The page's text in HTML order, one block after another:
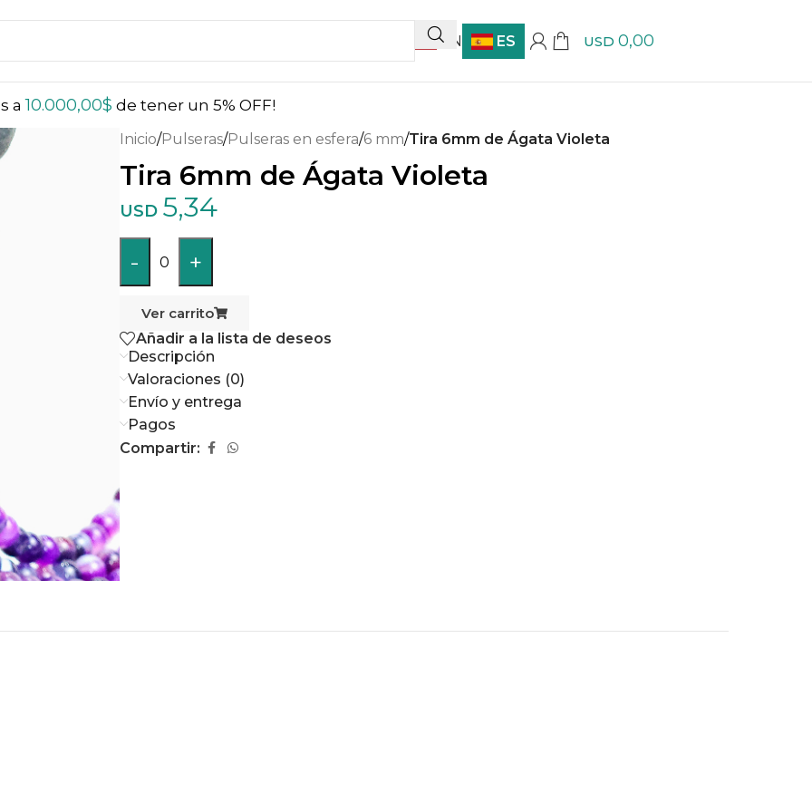
EN ES USD 0,00
a10.000,00$ de tener un 5% OFF!
Inicio/Pulseras/Pulseras en esfera/6 mm/Tira 6mm de Ágata Violeta
Tira 6mm de Ágata Violeta
USD 5,34
- 0 +
Ver carrito
Añadir a la lista de deseos
Descripción
Valoraciones (0)
Envío y entrega
Pagos
Compartir: